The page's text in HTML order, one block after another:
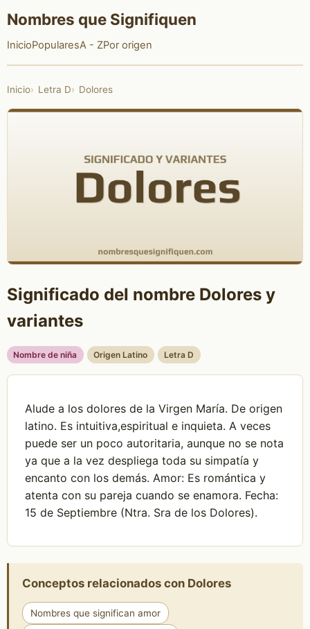
Nombres que Signifiquen
InicioPopularesA - ZPor origen
Inicio Letra D Dolores
Significado del nombre Dolores y
variantes
Nombre de niña Origen Latino Letra D
Alude a los dolores de la Virgen María. De origen
latino. Es intuitiva,espiritual e inquieta. A veces
puede ser un poco autoritaria, aunque no se nota
ya que a la vez despliega toda su simpatía y
encanto con los demás. Amor: Es romántica y
atenta con su pareja cuando se enamora. Fecha:
15 de Septiembre (Ntra. Sra de los Dolores).
Conceptos relacionados con Dolores
Nombres que significan amor